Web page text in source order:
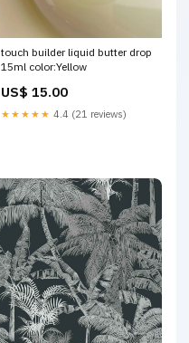
touch builder liquid butter drop
15ml color:Yellow
US$ 15.00
★★★★★ 4.4 (21 reviews)